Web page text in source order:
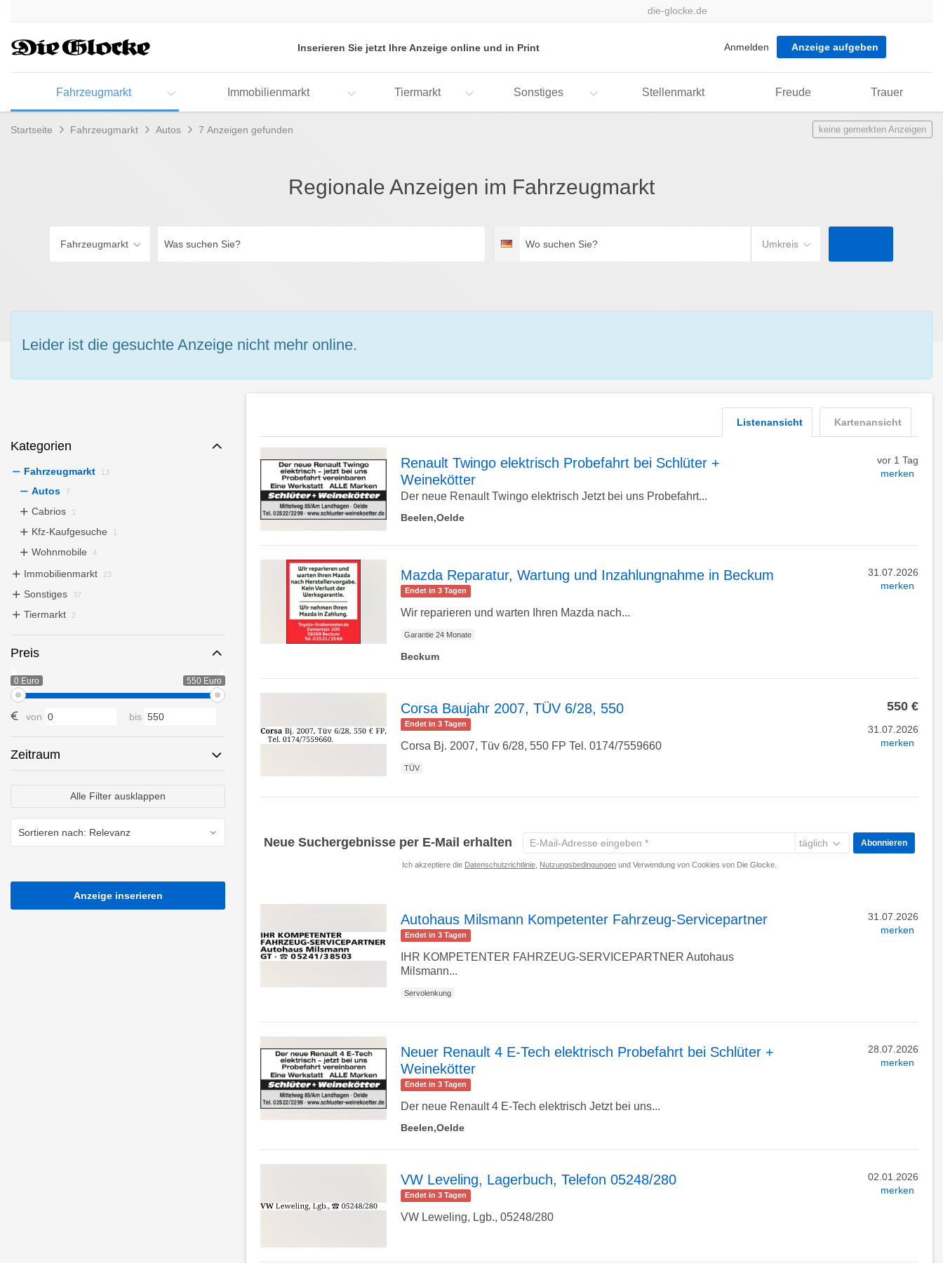
aktivieren
zur
die-glocke.de
Inserieren Sie jetzt Ihre Anzeige online und in Print Anmelden Anzeige aufgeben
Fahrzeugmarkt Immobilienmarkt Tiermarkt Sonstiges Stellenmarkt Freude Trauer
Startseite Fahrzeugmarkt Autos 7 Anzeigen gefunden keine gemerkten Anzeigen
Regionale Anzeigen im Fahrzeugmarkt
Fahrzeugmarkt
suchen
Deutschland
suchen
Umkreis
Leider ist die gesuchte Anzeige nicht mehr online.
Kategorien
Fahrzeugmarkt 13
Autos 7
Cabrios 1
Kfz-Kaufgesuche 1
Wohnmobile 4
Immobilienmarkt 23
Sonstiges 37
Tiermarkt 2
Preis
0 Euro 550 Euro
von bis
Zeitraum
Alle Filter ausklappen
Anzeige inserieren
Kartenansicht
Listenansicht
Detailseite
Renault Twingo elektrisch Probefahrt bei Schlüter +
Weinekötter
Der neue Renault Twingo elektrisch Jetzt bei uns Probefahrt...
Beelen,Oelde
vor 1 Tag
merken
Mazda Reparatur, Wartung und Inzahlungnahme in Beckum
Endet in 3 Tagen
Wir reparieren und warten Ihren Mazda nach...
Garantie 24 Monate
Beckum
31.07.2026
merken
zur
Corsa Baujahr 2007, TÜV 6/28, 550
Endet in 3 Tagen
Corsa Bj. 2007, Tüv 6/28, 550 FP Tel. 0174/7559660
TÜV
550 €
31.07.2026
merken
Neue Suchergebnisse per E-Mail erhalten
E-
Mail-
*
täglich Abonnieren
Ich akzeptiere die Datenschutzrichtlinie Nutzungsbedingungen und Verwendung von Cookies von Die Glocke.
Autohaus Milsmann Kompetenter Fahrzeug-Servicepartner
Endet in 3 Tagen
IHR KOMPETENTER FAHRZEUG-SERVICEPARTNER Autohaus
Milsmann...
Servolenkung
31.07.2026
merken
Neuer Renault 4 E-Tech elektrisch Probefahrt bei Schlüter +
Weinekötter
Endet in 3 Tagen
Der neue Renault 4 E-Tech elektrisch Jetzt bei uns...
Beelen,Oelde
28.07.2026
merken
zur
VW Leveling, Lagerbuch, Telefon 05248/280
Endet in 3 Tagen
VW Leweling, Lgb., 05248/280
02.01.2026
merken